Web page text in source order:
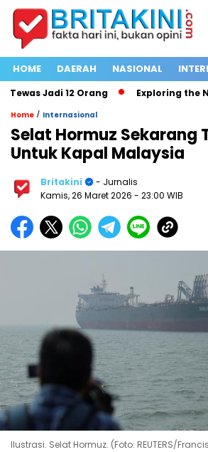
HOME DAERAH NASIONAL
Jadi 12 Orang Exploring the
Home / Internasional
Selat Hormuz Sekarang
Untuk Kapal Malaysia
Britakini
- Jurnalis
Kamis, 26 Maret 2026 - 23:00 WIB
Ilustrasi. Selat Hormuz. (Foto: REUTERS/